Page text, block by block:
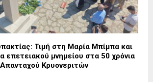
Τιμή στη Μαρία Μπίμπα και
επετειακού μνημείου στα 50 χρόνια
Κρυονεριτών